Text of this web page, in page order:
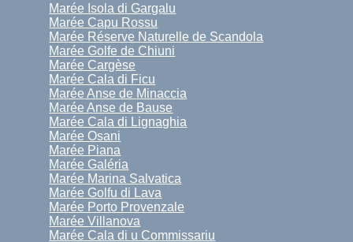
Marée Isola di Gargalu
Marée Capu Rossu
Marée Réserve Naturelle de Scandola
Marée Golfe de Chiuni
Marée Cargèse
Marée Cala di Ficu
Marée Anse de Minaccia
Marée Anse de Bause
Marée Cala di Lignaghia
Marée Osani
Marée Piana
Marée Galéria
Marée Marina Salvatica
Marée Golfu di Lava
Marée Porto Provenzale
Marée Villanova
Marée Cala di u Commissariu